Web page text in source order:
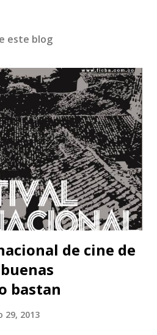
este blog
de cine de
bastan
29, 2013